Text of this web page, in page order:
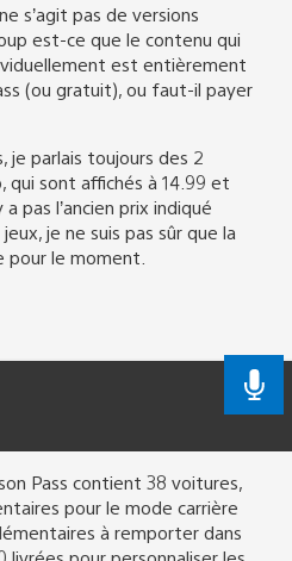
s’agit pas de versions
est-ce que le contenu qui
est entièrement
(ou gratuit), ou faut-il payer
je parlais toujours des 2
qui sont affichés à 14.99 et
a pas l’ancien prix indiqué
je ne suis pas sûr que la
le moment.
Pass contient 38 voitures,
pour le mode carrière
à remporter dans